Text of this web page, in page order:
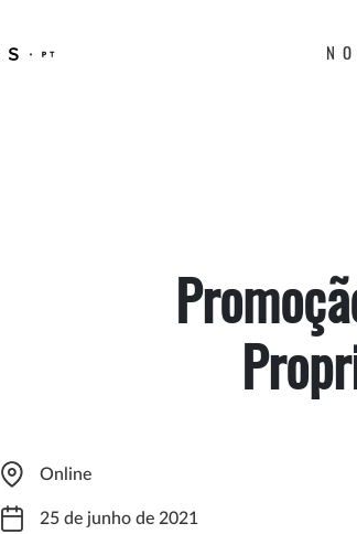
Online
25 de junho de 2021